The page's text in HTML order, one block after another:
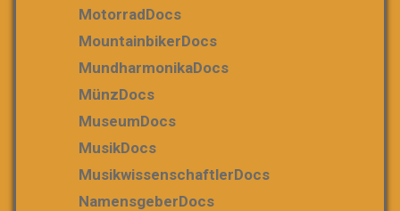
MotorradDocs
MountainbikerDocs
MundharmonikaDocs
MünzDocs
MuseumDocs
MusikDocs
MusikwissenschaftlerDocs
NamensgeberDocs